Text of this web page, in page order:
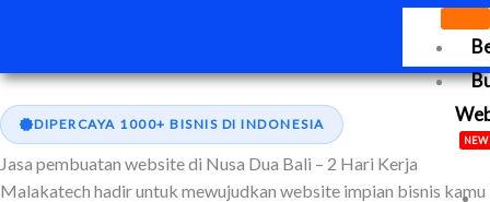
konten
NEW
DIPERCAYA 1000+ BISNIS DI INDONESIA
Jasa pembuatan website di Nusa Dua Bali – 2 Hari Kerja
Malakatech hadir untuk mewujudkan website impian bisnis kamu